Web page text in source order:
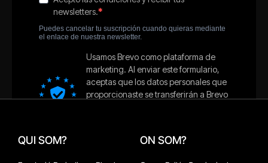
QUI SOM? ON SOM?